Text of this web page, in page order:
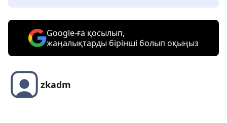
Google-ға қосылып,
жаңалықтарды бірінші болып оқыңыз
zkadm